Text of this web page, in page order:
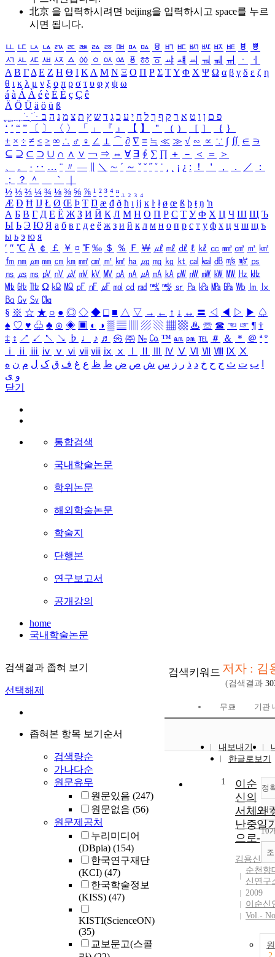
北京 을 입력하시려면 beijing을 입력하시고 space를 누르
시면 됩니다.
ㅥ ㅦ ㅧ ㅨ ㅩ ㅪ ㅫ ㅬ ㅭ ㅮ ㅯ ㅰ ㅱ ㅲ ㅳ ㅴ ㅵ ㅶ ㅷ ㅸ
ㅹ
ㅺ ㅻ ㅼ ㅽ ㅾ ㅿ ㆀ ㆁ ㆂ ㆃ ㆄ ㆅ ㆆ ㆇ ㆈ ㆉ ㆊ ㆋ ㆌ ㆍ
ㆎ
Α Β ΓΔ Ε Ζ Η Θ Ι ΚΛ Μ Ν Ξ Ο Π Ρ Σ ΤΥ Φ Χ Ψ Ω α β γ δ ε ζ η
θ ι κ λ μ ν ξ ο π ρ σ τ υ φ χ ψ ω
á à Á À é è É È ç Ç ê
Ä Ö Ü ä ö ü ß
ִֶֹ ֻּ ׁׂ פ ם ן ו ט א ר ק ף ך ל ח י ע כ ג ד ש ץ ת צ מ נ ה ב
‘ ’ “ ” 〔 〕 〈 〉 「 」 『 』 【 】 ＂ （ ） ［ ］ ｛ ｝
± × ÷ ≠ ≤ ≥ ∞ ∴ ♂ ♀ ∠ ⊥ ⌒ ∂ ∇ ≡ ≒ ≪ ≫ √ ∽ ∝ ∵ ∫ ∬ ∈ ∋
⊆ ⊇ ⊂ ⊃ ∪ ∩ ∧ ∨ ￢ ⇒ ⇔ ∀ ∃ ∮ ∑ ∏ ＋ － ＜ ＝
＞
、
。 · ‥ … ¨ 〃 ― ＼ ∼ ´ ～ ˇ ˘ ˝ ˚ ˙ ¸ ¡ ¿ ː ！ ＇ ， ． ／
：
；
？ ＾ ｀
½ ⅓ ⅔ ¼ ¾ ⅛ ⅜ ⅝ ⅞ ¹ ² ³ ⁴ ⁿ ₁ ₂ ₃ ₄
Æ Ð Ħ Ĳ Ł Ø Œ Þ Ŧ Ŋ æ đ ð ħ ı ĳ ĸ ŀ ł ø œ ß þ ŧ ŋ ŉ
А Б В Г Д Е Ё Ж З И Й К Л М Н О П Р С Т У Ф Х Ц Ч Ш Щ Ъ
Ы Ь Э Ю Я а б в г д е ё ж з и й к л м н о п р с т у ф х ц ч ш щ ъ
ы ь э ю я
′ ″ ℃ Å ￠ ￡ ￥ ¤ ℉ ‰ ＄ ％ Ｆ ￦ ㎕ ㎖ ㎗ ℓ ㎘ ㏄ ㎣ ㎤ ㎥ ㎦
㎙ ㎚ ㎛ ㎜ ㎝ ㎞ ㎟ ㎠ ㎡ ㎢ ㏊ ㎍ ㎎ ㎏ ㏏ ㎈ ㎉ ㏈ ㎧ ㎨ ㎰
㎱ ㎲ ㎳ ㎴ ㎵ ㎶ ㎷ ㎸ ㎹ ㎀ ㎁ ㎂ ㎃ ㎄ ㎺ ㎻ ㎽ ㎾ ㎿ ㎐ ㎑
㎒ ㎓ ㎔ Ω ㏀ ㏁ ㎊ ㎋ ㎌ ㏖ ㏅ ㎭ ㎮ ㎯ ㏛ ㎩ ㎪ ㎫ ㎬ ㏝ ㏐
㏓
㏃ ㏉ ㏜ ㏆
§ ※ ☆ ★ ○ ● ◎ ◇ ◆ □ ■ △ ▽ → ← ↑ ↓ ↔ 〓 ◁ ◀ ▷ ▶ ♤
♠ ♡ ♥ ♧ ♣ ⊙ ◈ ▣ ◐ ◑ ▒ ▤ ▨ ▧ ▦ ▩ ♨ ☏ ☎ ☜ ☞ ¶ †
‡ ↕ ↗ ↙ ↖ ↘ ♭ ♩ ♪ ♬ ㉿ ㈜ № ㏇ ™ ㏂ ㏘ ℡ ＃ ＆ ＊ ＠ ª º
ⅰ
ⅱ ⅲ ⅳ ⅴ ⅵ ⅶ ⅷ ⅸ ⅹ Ⅳ Ⅴ Ⅵ Ⅶ Ⅷ Ⅸ Ⅹ
ب ت ث ج ح خ د ذ ر ز س ش ص ض ط ظ ع غ ف ق ک ل م ن ه
و ی
닫기
통합검색
국내학술논문
학위논문
해외학술논문
학술지
단행본
연구보고서
공개강의
home
국내학술논문
검색결과 좁혀 보기
선택해제
좁혀본 항목 보기순서
검색량순
가나다순
원문유무
원문있음 (247)
원문없음 (56)
원문제공처
누리미디어
(DBpia) (154)
한국연구재단
(KCI) (47)
한국학술정보
(KISS) (47)
KISTI(ScienceON)
(35)
교보문고(스콜
검색키워드 저자 : 김
(검색결과
무료 기관
내보내기
한글로보기
정
내
10
1
이순
신의
서체와
난중일
으로-
김용신
순천향
신연구
2009
이순신
Vol.-